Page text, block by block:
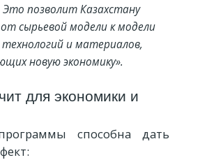
позволит Казахстану
сырьевой модели к модели
технологий и материалов,
новую экономику».
для экономики и
способна дать